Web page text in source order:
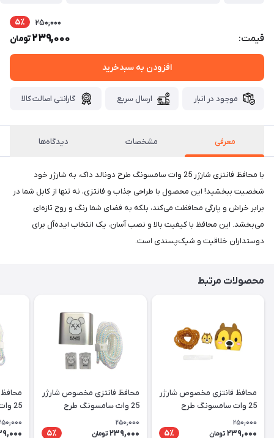
قیمت:
250,000 5٪
239,000تومان
افزودن به سبدخرید
موجود در انبار ارسال سریع گارانتی اصالت کالا
معرفی مشخصات دیدگاه‌ها
با محافظ فانتزی شارژر 25 وات سامسونگ طرح دونالد داک، به شارژر خود
شخصیت ببخشید! این محصول با طراحی جذاب و فانتزی، نه تنها از کابل شما در
برابر خراش و پارگی محافظت می‌کند، بلکه به فضای شما رنگ و روح تازه‌ای
می‌بخشد. این محافظ با کیفیت بالا و نصب آسان، یک انتخاب ایده‌آل برای
دوستداران خلاقیت و شیک‌پسندی است.
محصولات مرتبط
محافظ فانتزی مخصوص شارژر
25 وات سامسونگ طرح
سنجاب
250,000
239,000 تومان 5٪
محافظ فانتزی مخصوص شارژر
25 وات سامسونگ طرح
KAWS
250,000
239,000 تومان 5٪
25
کرومی